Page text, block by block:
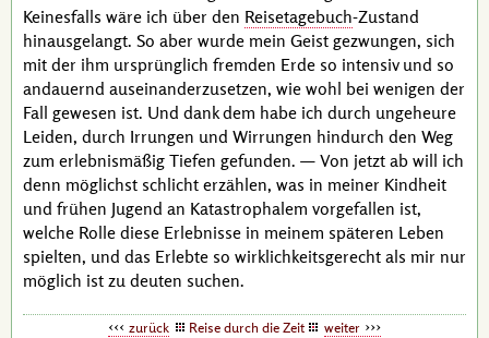
Keinesfalls wäre ich über den Reisetagebuch-Zustand
hinausgelangt. So aber wurde mein Geist gezwungen, sich
mit der ihm ursprünglich fremden Erde so intensiv und so
andauernd auseinanderzusetzen, wie wohl bei wenigen der
Fall gewesen ist. Und dank dem habe ich durch ungeheure
Leiden, durch Irrungen und Wirrungen hindurch den Weg
zum erlebnismäßig Tiefen gefunden. — Von jetzt ab will ich
denn möglichst schlicht erzählen, was in meiner Kindheit
und frühen Jugend an Katastrophalem vorgefallen ist,
welche Rolle diese Erlebnisse in meinem späteren Leben
spielten, und das Erlebte so wirklichkeitsgerecht als mir nur
möglich ist zu deuten suchen.
zurück Reise durch die Zeit weiter